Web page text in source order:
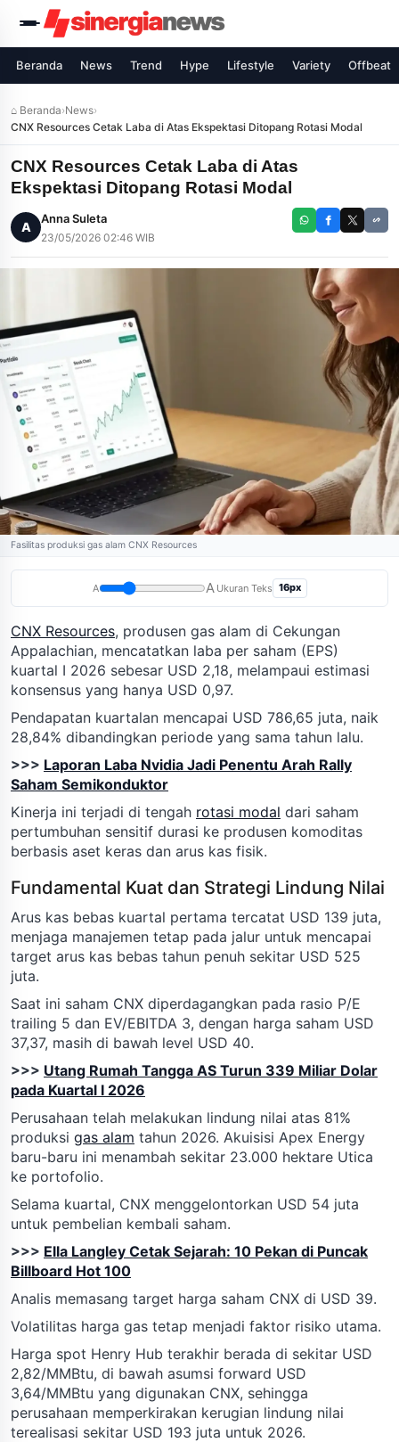
Beranda News Trend Hype Lifestyle Variety Offbeat
⌂ Beranda›News›
CNX Resources Cetak Laba di Atas Ekspektasi Ditopang Rotasi Modal
CNX Resources Cetak Laba di Atas
Ekspektasi Ditopang Rotasi Modal
A
Anna Suleta
23/05/2026 02:46 WIB
Fasilitas produksi gas alam CNX Resources
A A Ukuran Teks 16px
CNX Resources, produsen gas alam di Cekungan
Appalachian, mencatatkan laba per saham (EPS)
kuartal I 2026 sebesar USD 2,18, melampaui estimasi
konsensus yang hanya USD 0,97.
Pendapatan kuartalan mencapai USD 786,65 juta, naik
28,84% dibandingkan periode yang sama tahun lalu.
>>> Laporan Laba Nvidia Jadi Penentu Arah Rally
Saham Semikonduktor
Kinerja ini terjadi di tengah rotasi modal dari saham
pertumbuhan sensitif durasi ke produsen komoditas
berbasis aset keras dan arus kas fisik.
Fundamental Kuat dan Strategi Lindung Nilai
Arus kas bebas kuartal pertama tercatat USD 139 juta,
menjaga manajemen tetap pada jalur untuk mencapai
target arus kas bebas tahun penuh sekitar USD 525
juta.
Saat ini saham CNX diperdagangkan pada rasio P/E
trailing 5 dan EV/EBITDA 3, dengan harga saham USD
37,37, masih di bawah level USD 40.
>>> Utang Rumah Tangga AS Turun 339 Miliar Dolar
pada Kuartal I 2026
Perusahaan telah melakukan lindung nilai atas 81%
produksi gas alam tahun 2026. Akuisisi Apex Energy
baru-baru ini menambah sekitar 23.000 hektare Utica
ke portofolio.
Selama kuartal, CNX menggelontorkan USD 54 juta
untuk pembelian kembali saham.
>>> Ella Langley Cetak Sejarah: 10 Pekan di Puncak
Billboard Hot 100
Analis memasang target harga saham CNX di USD 39.
Volatilitas harga gas tetap menjadi faktor risiko utama.
Harga spot Henry Hub terakhir berada di sekitar USD
2,82/MMBtu, di bawah asumsi forward USD
3,64/MMBtu yang digunakan CNX, sehingga
perusahaan memperkirakan kerugian lindung nilai
terealisasi sekitar USD 193 juta untuk 2026.